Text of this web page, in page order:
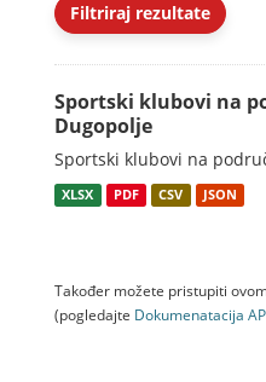
Filtriraj rezultate
Sportski klubovi na
Dugopolje
Sportski klubovi na
XLSX PDF CSV JSON
Također možete pristupiti
(pogledajte Dokumenаtаcijа